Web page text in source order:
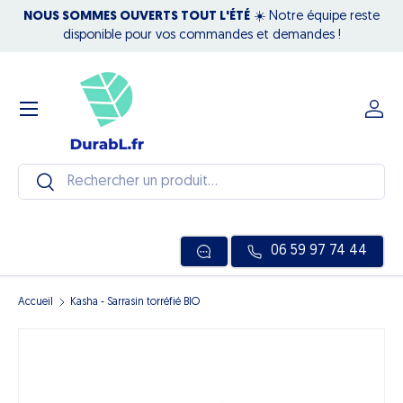
Aller au contenu
NOUS SOMMES OUVERTS TOUT L'ÉTÉ ☀️ Notre équipe reste
disponible pour vos commandes et demandes !
Recherche
Rechercher
06 59 97 74 44
Se
Menu
Accueil Kasha - Sarrasin torréfié BIO